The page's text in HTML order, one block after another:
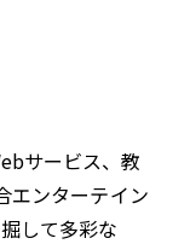
サービス、教
エンターテイン
して多彩な